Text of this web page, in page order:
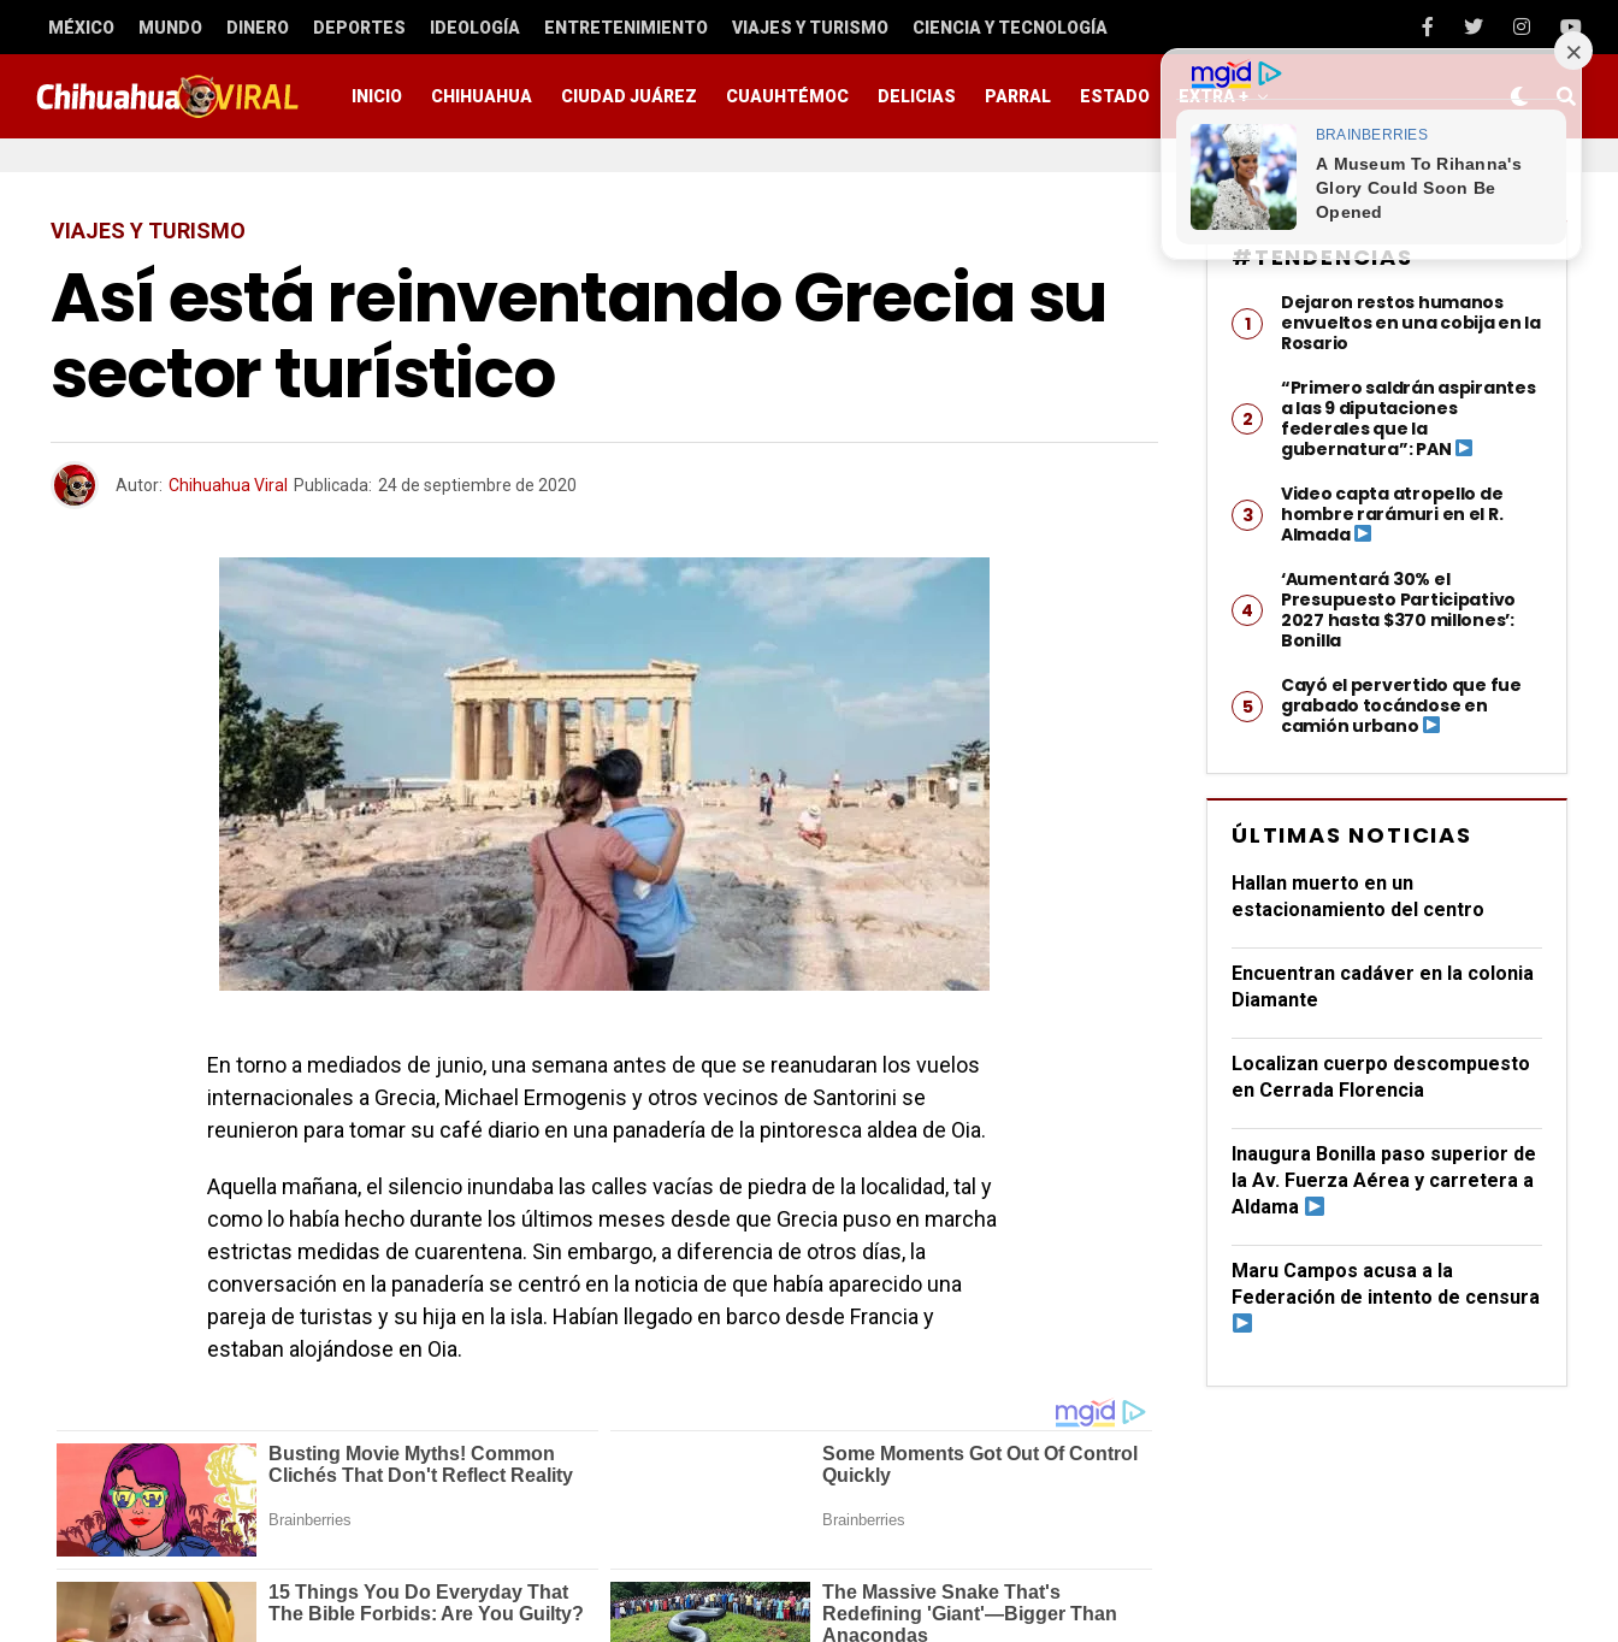
MÉXICO MUNDO DINERO DEPORTES IDEOLOGÍA ENTRETENIMIENTO VIAJES Y TURISMO CIENCIA Y TECNOLOGÍA
INICIO CHIHUAHUA CIUDAD JUÁREZ CUAUHTÉMOC DELICIAS PARRAL ESTADO EXTRA +
VIAJES Y TURISMO
Así está reinventando Grecia su
sector turístico
Autor: Chihuahua Viral Publicada: 24 de septiembre de 2020
En torno a mediados de junio, una semana antes de que se reanudaran los vuelos
internacionales a Grecia, Michael Ermogenis y otros vecinos de Santorini se
reunieron para tomar su café diario en una panadería de la pintoresca aldea de Oia.
Aquella mañana, el silencio inundaba las calles vacías de piedra de la localidad, tal y
como lo había hecho durante los últimos meses desde que Grecia puso en marcha
estrictas medidas de cuarentena. Sin embargo, a diferencia de otros días, la
conversación en la panadería se centró en la noticia de que había aparecido una
pareja de turistas y su hija en la isla. Habían llegado en barco desde Francia y
estaban alojándose en Oia.
#TENDENCIAS
Dejaron restos humanos
envueltos en una cobija en la
Rosario
“Primero saldrán aspirantes
a las 9 diputaciones
federales que la
gubernatura”: PAN
Video capta atropello de
hombre rarámuri en el R.
Almada
‘Aumentará 30% el
Presupuesto Participativo
2027 hasta $370 millones’:
Bonilla
Cayó el pervertido que fue
grabado tocándose en
camión urbano
ÚLTIMAS NOTICIAS
Hallan muerto en un
estacionamiento del centro
Encuentran cadáver en la colonia
Diamante
Localizan cuerpo descompuesto
en Cerrada Florencia
Inaugura Bonilla paso superior de
la Av. Fuerza Aérea y carretera a
Aldama
Maru Campos acusa a la
Federación de intento de censura